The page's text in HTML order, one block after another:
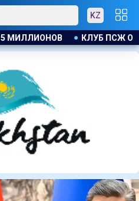
KZ
СВОЕЙ ФУТБОЛЬНОЙ